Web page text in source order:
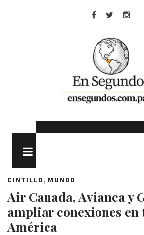
CINTILLO , MUNDO
Air Canada, Avianca y
ampliar conexiones en
América